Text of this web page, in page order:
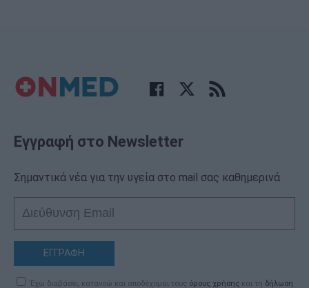
Εγγραφή στο Newsletter
Σημαντικά νέα για την υγεία στο mail σας καθημερινά
ΕΓΓΡΑΦΗ
Έχω διαβάσει, κατανοώ και αποδέχομαι τους όρους χρήσης και τη δήλωση